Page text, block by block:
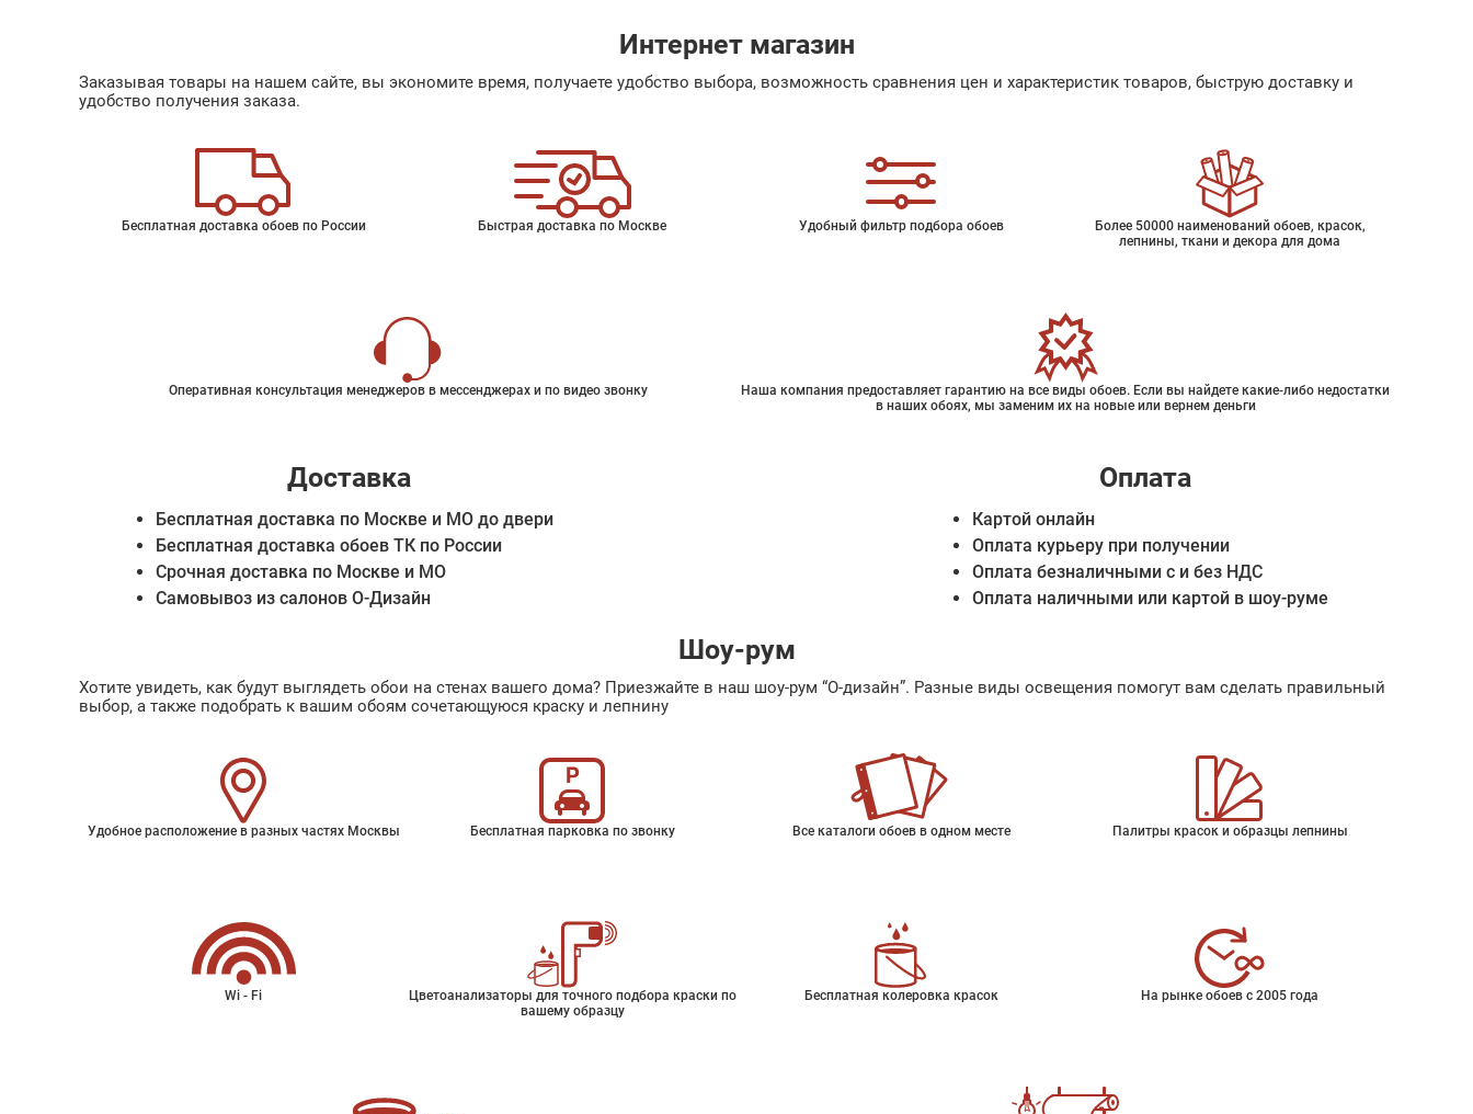
Интернет магазин
Заказывая товары на нашем сайте, вы экономите время, получаете удобство выбора, возможность сравнения цен и характеристик товаров, быструю доставку и
удобство получения заказа.
Бесплатная доставка обоев по России Быстрая доставка по Москве Удобный фильтр подбора обоев
Более 50000 наименований обоев, красок,
лепнины, ткани и декора для дома
Оперативная консультация менеджеров в мессенджерах и по видео звонку
Наша компания предоставляет гарантию на все виды обоев. Если вы найдете какие-либо недостатки
в наших обоях, мы заменим их на новые или вернем деньги
Доставка
Бесплатная доставка по Москве и МО до двери
Бесплатная доставка обоев ТК по России
Срочная доставка по Москве и МО
Самовывоз из салонов О-Дизайн
Оплата
Картой онлайн
Оплата курьеру при получении
Оплата безналичными с и без НДС
Оплата наличными или картой в шоу-руме
Шоу-рум
Хотите увидеть, как будут выглядеть обои на стенах вашего дома? Приезжайте в наш шоу-рум “О-дизайн”. Разные виды освещения помогут вам сделать правильный
выбор, а также подобрать к вашим обоям сочетающуюся краску и лепнину
Удобное расположение в разных частях Москвы Бесплатная парковка по звонку Все каталоги обоев в одном месте Палитры красок и образцы лепнины
Wi - Fi
Цветоанализаторы для точного подбора краски по
вашему образцу
Бесплатная колеровка красок На рынке обоев с 2005 года